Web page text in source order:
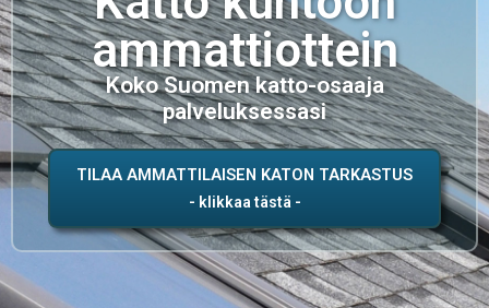
ammattiottein
Koko Suomen katto-osaaja
palveluksessasi
TILAA AMMATTILAISEN KATON TARKASTUS